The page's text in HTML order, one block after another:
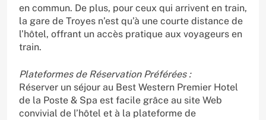
en commun. De plus, pour ceux qui arrivent en train,
la gare de Troyes n’est qu’à une courte distance de
l’hôtel, offrant un accès pratique aux voyageurs en
train.
Plateformes de Réservation Préférées :
Réserver un séjour au Best Western Premier Hotel
de la Poste & Spa est facile grâce au site Web
convivial de l’hôtel et à la plateforme de